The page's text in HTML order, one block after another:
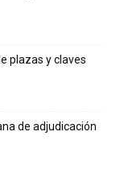
plazas y claves
de adjudicación